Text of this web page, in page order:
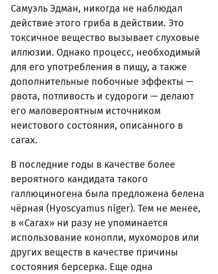
Самуэль Эдман, никогда не наблюдал
действие этого гриба в действии. Это
токсичное вещество вызывает слуховые
иллюзии. Однако процесс, необходимый
для его употребления в пищу, а также
дополнительные побочные эффекты —
рвота, потливость и судороги — делают
его маловероятным источником
неистового состояния, описанного в
сагах.
В последние годы в качестве более
вероятного кандидата такого
галлюциногена была предложена белена
чёрная (Hyoscyamus niger). Тем не менее,
в «Сагах» ни разу не упоминается
использование конопли, мухоморов или
других веществ в качестве причины
состояния берсерка. Еще одна